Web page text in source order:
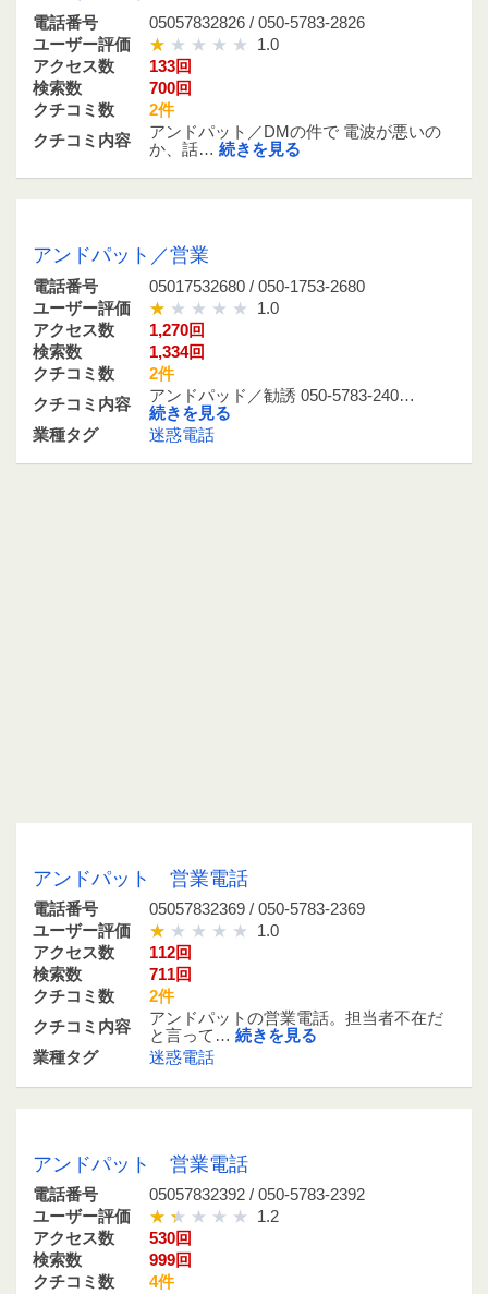
電話番号
05057832826 / 050-5783-2826
ユーザー評価
1.0
アクセス数
133回
検索数
700回
クチコミ数
2件
クチコミ内容
アンドパット／DMの件で 電波が悪いの
か、話… 続きを見る
アンドパット／営業
電話番号
05017532680 / 050-1753-2680
ユーザー評価
1.0
アクセス数
1,270回
検索数
1,334回
クチコミ数
2件
クチコミ内容
アンドパッド／勧誘 050-5783-240…
続きを見る
業種タグ
迷惑電話
アンドパット 営業電話
電話番号
05057832369 / 050-5783-2369
ユーザー評価
1.0
アクセス数
112回
検索数
711回
クチコミ数
2件
クチコミ内容
アンドパットの営業電話。担当者不在だ
と言って… 続きを見る
業種タグ
迷惑電話
アンドパット 営業電話
電話番号
05057832392 / 050-5783-2392
ユーザー評価
1.2
アクセス数
530回
検索数
999回
クチコミ数
4件